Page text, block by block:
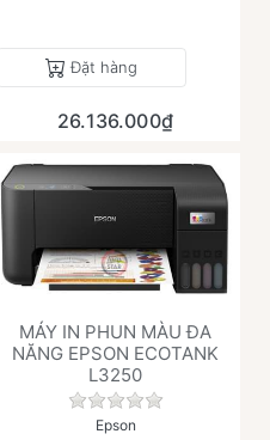
nào cho sản phẩm này.
Đặt hàng
26.136.000₫
nào cho sản phẩm này.
MÁY IN PHUN MÀU ĐA
NĂNG EPSON ECOTANK
L3250
Chưa có đánh giá
Epson